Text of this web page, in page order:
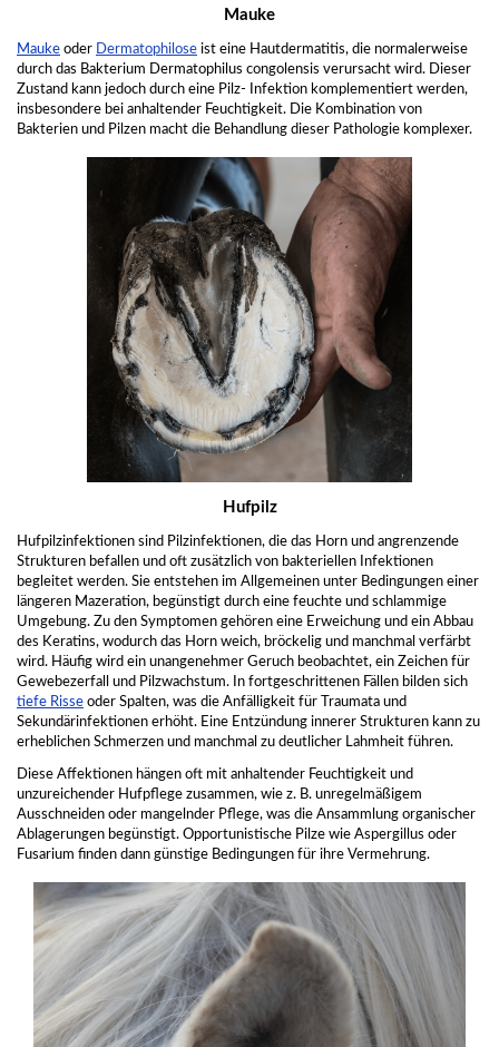
Mauke
Mauke oder Dermatophilose ist eine Hautdermatitis, die normalerweise
durch das Bakterium Dermatophilus congolensis verursacht wird. Dieser
Zustand kann jedoch durch eine Pilz- Infektion komplementiert werden,
insbesondere bei anhaltender Feuchtigkeit. Die Kombination von
Bakterien und Pilzen macht die Behandlung dieser Pathologie komplexer.
Hufpilz
Hufpilzinfektionen sind Pilzinfektionen, die das Horn und angrenzende
Strukturen befallen und oft zusätzlich von bakteriellen Infektionen
begleitet werden. Sie entstehen im Allgemeinen unter Bedingungen einer
längeren Mazeration, begünstigt durch eine feuchte und schlammige
Umgebung. Zu den Symptomen gehören eine Erweichung und ein Abbau
des Keratins, wodurch das Horn weich, bröckelig und manchmal verfärbt
wird. Häufig wird ein unangenehmer Geruch beobachtet, ein Zeichen für
Gewebezerfall und Pilzwachstum. In fortgeschrittenen Fällen bilden sich
tiefe Risse oder Spalten, was die Anfälligkeit für Traumata und
Sekundärinfektionen erhöht. Eine Entzündung innerer Strukturen kann zu
erheblichen Schmerzen und manchmal zu deutlicher Lahmheit führen.
Diese Affektionen hängen oft mit anhaltender Feuchtigkeit und
unzureichender Hufpflege zusammen, wie z. B. unregelmäßigem
Ausschneiden oder mangelnder Pflege, was die Ansammlung organischer
Ablagerungen begünstigt. Opportunistische Pilze wie Aspergillus oder
Fusarium finden dann günstige Bedingungen für ihre Vermehrung.